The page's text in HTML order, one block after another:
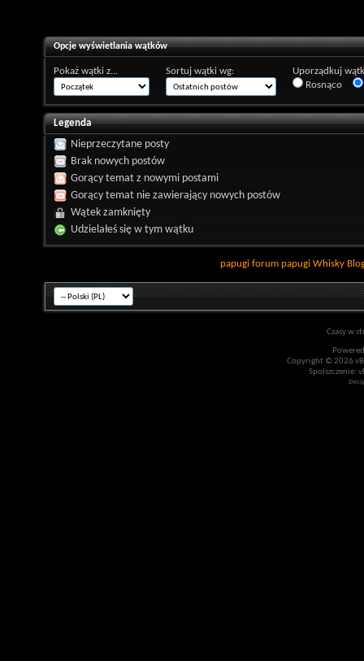
Opcje wyświetlania wątków
Pokaż wątki z... Sortuj wątki wg:
Uporządkuj
Rosnąco
Legenda
Nieprzeczytane posty
Brak nowych postów
Gorący temat z nowymi postami
Gorący temat nie zawierający nowych postów
Wątek zamknięty
Udzielałeś się w tym wątku
papugi forum papugi Whisky
Czasy w
Copyright © 2026
Spolszczenie: